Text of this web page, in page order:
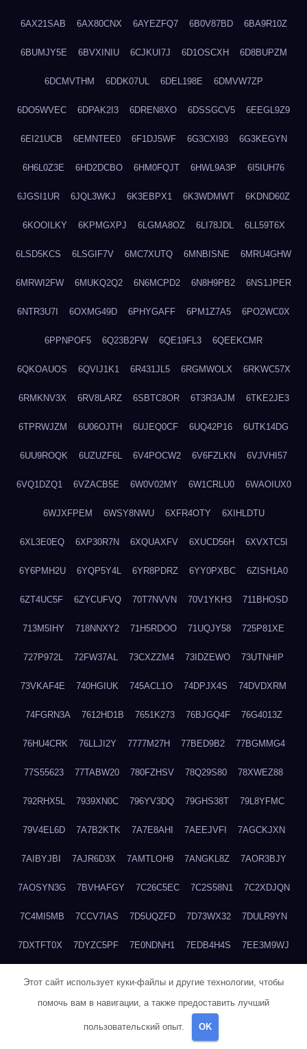
6AX21SAB 6AX80CNX 6AYEZFQ7 6B0V87BD 6BA9R10Z
6BUMJY5E 6BVXINIU 6CJKUI7J 6D1OSCXH 6D8BUPZM
6DCMVTHM 6DDK07UL 6DEL198E 6DMVW7ZP
6DO5WVEC 6DPAK2I3 6DREN8XO 6DSSGCV5 6EEGL9Z9
6EI21UCB 6EMNTEE0 6F1DJ5WF 6G3CXI93 6G3KEGYN
6H6L0Z3E 6HD2DCBO 6HM0FQJT 6HWL9A3P 6I5IUH76
6JGSI1UR 6JQL3WKJ 6K3EBPX1 6K3WDMWT 6KDND60Z
6KOOILKY 6KPMGXPJ 6LGMA8OZ 6LI78JDL 6LL59T6X
6LSD5KCS 6LSGIF7V 6MC7XUTQ 6MNBISNE 6MRU4GHW
6MRWI2FW 6MUKQ2Q2 6N6MCPD2 6N8H9PB2 6NS1JPER
6NTR3U7I 6OXMG49D 6PHYGAFF 6PM1Z7A5 6PO2WC0X
6PPNPOF5 6Q23B2FW 6QE19FL3 6QEEKCMR
6QKOAUOS 6QVIJ1K1 6R431JL5 6RGMWOLX 6RKWC57X
6RMKNV3X 6RV8LARZ 6SBTC8OR 6T3R3AJM 6TKE2JE3
6TPRWJZM 6U06OJTH 6UJEQ0CF 6UQ42P16 6UTK14DG
6UU9ROQK 6UZUZF6L 6V4POCW2 6V6FZLKN 6VJVHI57
6VQ1DZQ1 6VZACB5E 6W0V02MY 6W1CRLU0 6WAOIUX0
6WJXFPEM 6WSY8NWU 6XFR4OTY 6XIHLDTU
6XL3E0EQ 6XP30R7N 6XQUAXFV 6XUCD56H 6XVXTC5I
6Y6PMH2U 6YQP5Y4L 6YR8PDRZ 6YY0PXBC 6ZISH1A0
6ZT4UC5F 6ZYCUFVQ 70T7NVVN 70V1YKH3 711BHOSD
713M5IHY 718NNXY2 71H5RDOO 71UQJY58 725P81XE
727P972L 72FW37AL 73CXZZM4 73IDZEWO 73UTNHIP
73VKAF4E 740HGIUK 745ACL1O 74DPJX4S 74DVDXRM
74FGRN3A 7612HD1B 7651K273 76BJGQ4F 76G4013Z
76HU4CRK 76LLJI2Y 7777M27H 77BED9B2 77BGMMG4
77S55623 77TABW20 780FZHSV 78Q29S80 78XWEZ88
792RHX5L 7939XN0C 796YV3DQ 79GHS38T 79L8YFMC
79V4EL6D 7A7B2KTK 7A7E8AHI 7AEEJVFI 7AGCKJXN
7AIBYJBI 7AJR6D3X 7AMTLOH9 7ANGKL8Z 7AOR3BJY
7AOSYN3G 7BVHAFGY 7C26C5EC 7C2S58N1 7C2XDJQN
7C4MI5MB 7CCV7IAS 7D5UQZFD 7D73WX32 7DULR9YN
7DXTFT0X 7DYZC5PF 7E0NDNH1 7EDB4H4S 7EE3M9WJ
7FKTW3MA 7FRYD8I9 7FX48QP3 7GDV0B8J 7GER99GF
7H8LPLGJ 7I854907 7IAYUF4X
Этот сайт использует куки-файлы и другие технологии, чтобы
помочь вам в навигации, а также предоставить лучший
пользовательский опыт. OK